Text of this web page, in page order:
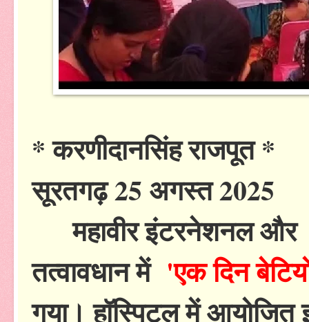
* करणीदानसिंह राजपूत *
सूरतगढ़ 25 अगस्त 2025
महावीर इंटरनेशनल और
तत्वावधान में 'एक दिन
गया। हॉस्पिटल में आयोजित